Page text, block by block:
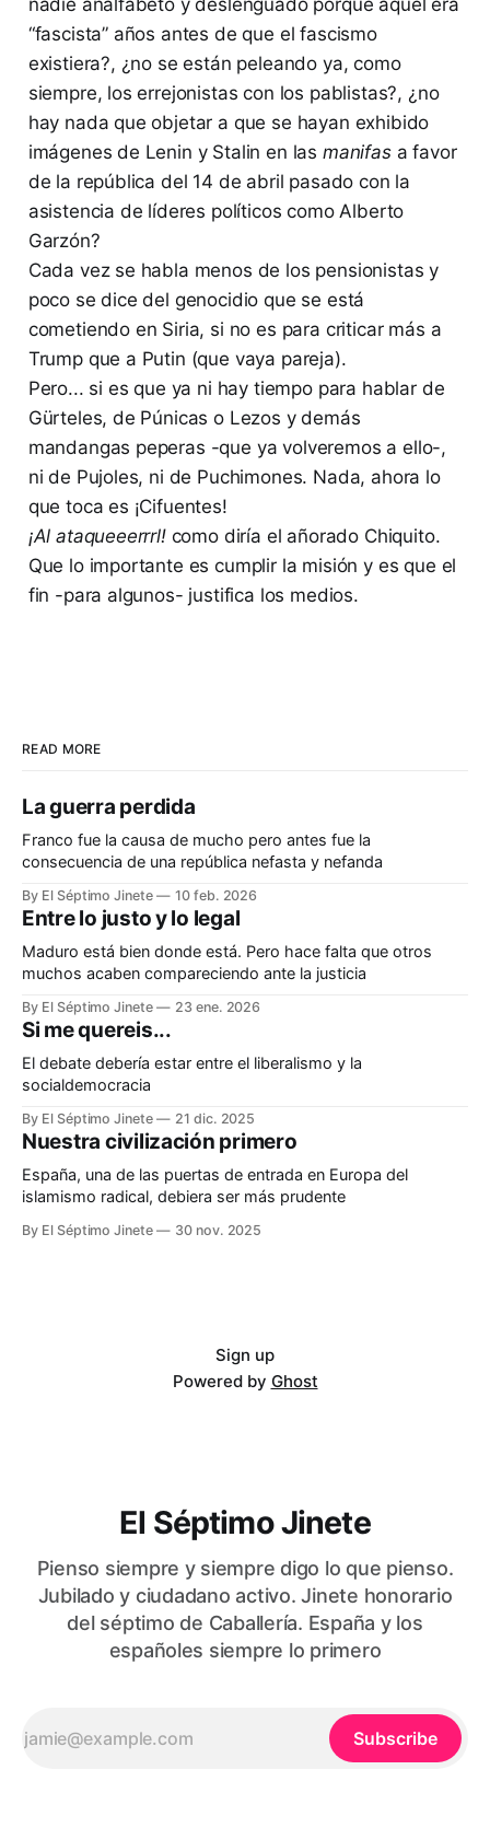
“fascista” años antes de que el fascismo
existiera?, ¿no se están peleando ya, como
siempre, los errejonistas con los pablistas?, ¿no
hay nada que objetar a que se hayan exhibido
imágenes de Lenin y Stalin en las manifasa favor
de la república del 14 de abril pasado con la
asistencia de líderes políticos como Alberto
Garzón?
Cada vez se habla menos de los pensionistas y
poco se dice del genocidio que se está
cometiendo en Siria, si no es para criticar más a
Trump que a Putin (que vaya pareja).
Pero... si es que ya ni hay tiempo para hablar de
Gürteles, de Púnicas o Lezos y demás
mandangas peperas -que ya volveremos a ello-,
ni de Pujoles, ni de Puchimones. Nada, ahora lo
que toca es ¡Cifuentes!
¡Al ataqueeerrrl!como diría el añorado Chiquito.
Que lo importante es cumplir la misión y es que el
fin -para algunos- justifica los medios.
READ MORE
La guerra perdida
Franco fue la causa de mucho pero antes fue la
consecuencia de una república nefasta y nefanda
By El Séptimo Jinete 10 feb. 2026
Entre lo justo y lo legal
Maduro está bien donde está. Pero hace falta que otros
muchos acaben compareciendo ante la justicia
By El Séptimo Jinete 23 ene. 2026
Si me quereis...
El debate debería estar entre el liberalismo y la
socialdemocracia
By El Séptimo Jinete 21 dic. 2025
Nuestra civilización primero
España, una de las puertas de entrada en Europa del
islamismo radical, debiera ser más prudente
By El Séptimo Jinete 30 nov. 2025
Sign up
Powered by Ghost
El Séptimo Jinete
Pienso siempre y siempre digo lo que pienso.
Jubilado y ciudadano activo. Jinete honorario
del séptimo de Caballería. España y los
españoles siempre lo primero
Subscribe